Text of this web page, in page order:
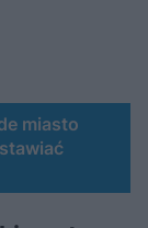
miasto